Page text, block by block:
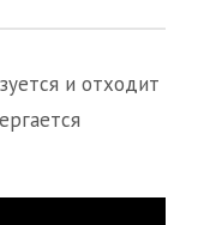
и отходит